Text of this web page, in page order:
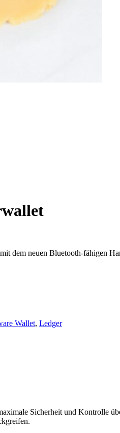
dem neuen Bluetooth-fähigen
Wallet, Ledger
Sicherheit und Kontrolle